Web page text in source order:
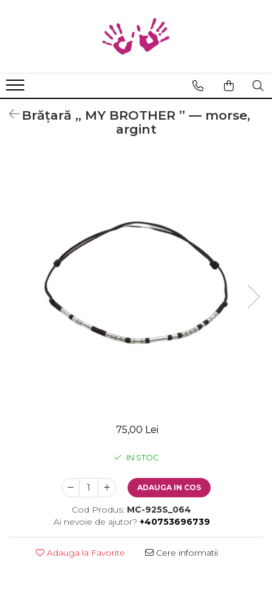
Cod Binar
Țesută manual
Brățară „ MY BROTHER ” — morse,
argint
75,00 Lei
IN STOC
ADAUGA IN COS
Cod Produs: MC-925S_064
Ai nevoie de ajutor? +40753696739
Adauga la Favorite Cere informatii